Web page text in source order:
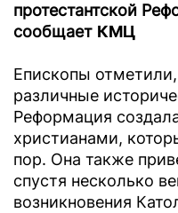
протестантской
сообщает КМЦ
Епископы
различные
Реформация
христианами,
пор. Она также
спустя несколько
возникновения